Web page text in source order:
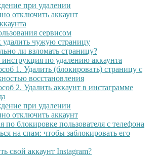
при удалении
отключить аккаунт
сервисом
удалить чужую страницу
ли взломать страницу?
по удалению аккаунта
1. Удалить (блокировать) страницу с
восстановления
2. Удалить аккаунт в инстаграмме
при удалении
отключить аккаунт
по блокировке пользователя с телефона
на спам: чтобы заблокировать его
свой аккаунт Instagram?